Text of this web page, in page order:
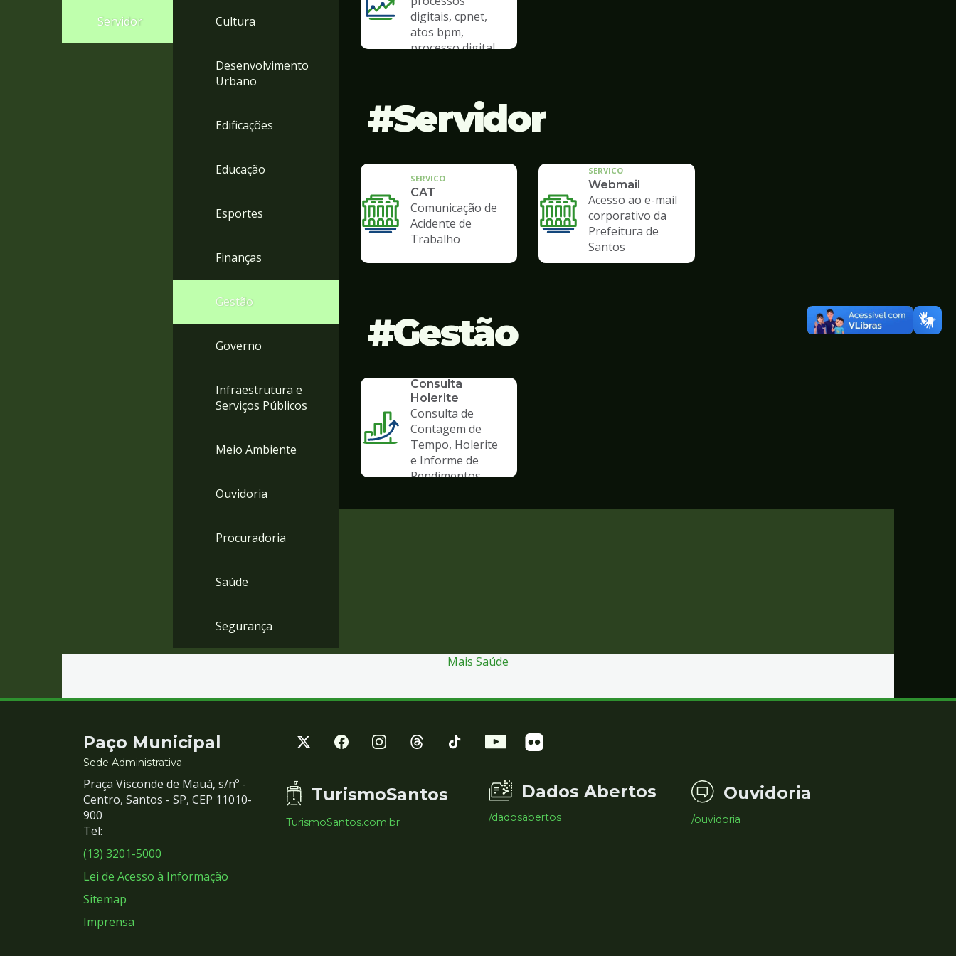
Servidor Cultura
Desenvolvimento
Urbano
Edificações
Educação
Esportes
Finanças
Gestão
Governo
Infraestrutura e
Serviços Públicos
Meio Ambiente
Ouvidoria
Procuradoria
Saúde
Segurança
digitais, cpnet,
atos bpm,
processo digital
Servidor
SERVICO
CAT
Comunicação de
Acidente de
Trabalho
SERVICO
Webmail
Acesso ao e-mail
corporativo da
Prefeitura de
Santos
Gestão
Consulta
Holerite
Consulta de
Contagem de
Tempo, Holerite
e Informe de
Rendimentos
Mais Saúde
Contato
e
Redes
Sociais
Paço Municipal
Sede Administrativa
Praça Visconde de Mauá, s/nº -
Centro, Santos - SP, CEP 11010-
900
Tel:
(13) 3201-5000
Lei de Acesso à Informação
Sitemap
Imprensa
TurismoSantos
TurismoSantos.com.br
Dados Abertos
/dadosabertos
Ouvidoria
/ouvidoria